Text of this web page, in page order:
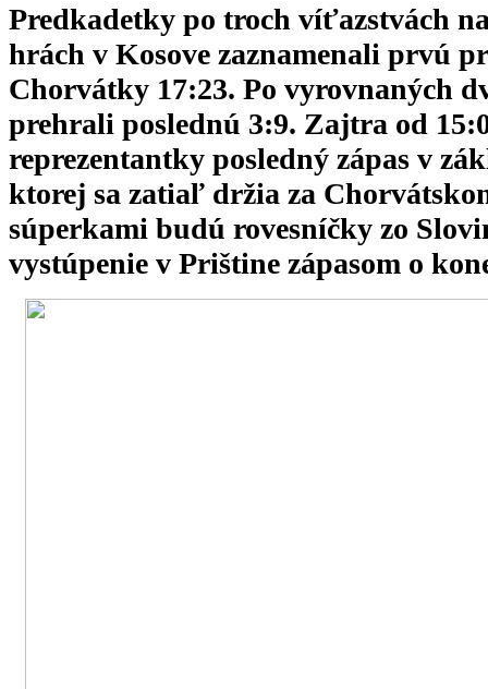
Predkadetky po troch víťazstvách
hrách v Kosove zaznamenali prvú
Chorvátky 17:23. Po vyrovnaných
prehrali poslednú 3:9. Zajtra od
reprezentantky posledný zápas v
ktorej sa zatiaľ držia za
súperkami budú rovesníčky zo
vystúpenie v Prištine zápasom o